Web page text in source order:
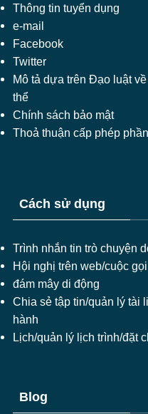
Thông tin tuyển dụng
e-mail
Facebook
Twitter
Mô tả dựa trên Đạo luật
thể
Chính sách bảo mật
Thoả thuận cấp phép
Cách sử dụng
Trình nhắn tin trò chuyện
Hội nghị trên web/cuộc
đám mây di động
Chia sẻ tập tin/quản lý tài
hành
Lịch/quản lý lịch trình/đặt
Blog